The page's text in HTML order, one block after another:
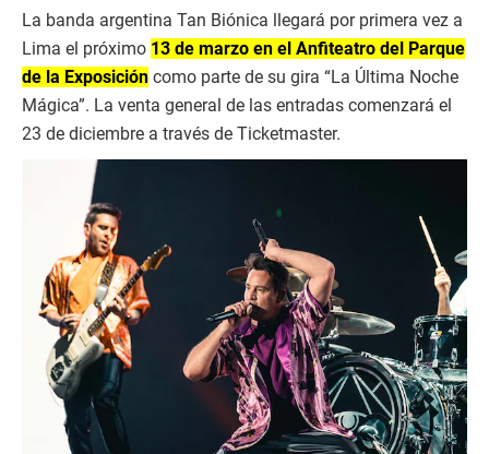
La banda argentina Tan Biónica llegará por primera vez a
Lima el próximo 13 de marzo en el Anfiteatro del Parque
de la Exposición como parte de su gira “La Última Noche
Mágica”. La venta general de las entradas comenzará el
23 de diciembre a través de Ticketmaster.